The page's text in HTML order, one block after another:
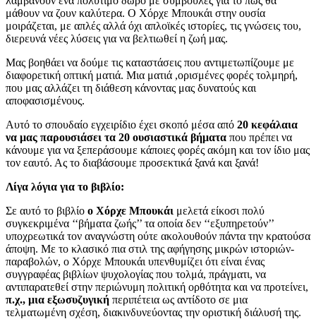
μάθουν να ζουν καλύτερα. Ο Χόρχε Μπουκάι στην ουσία
μοιράζεται, με απλές αλλά όχι απλοϊκές ιστορίες, τις γνώσεις του,
διερευνά νέες λύσεις για να βελτιωθεί η ζωή μας.
Μας βοηθάει να δούμε τις καταστάσεις που αντιμετωπίζουμε με
διαφορετική οπτική ματιά. Μια ματιά ,ορισμένες φορές τολμηρή,
που μας αλλάζει τη διάθεση κάνοντας μας δυνατούς και
αποφασισμένους.
Αυτό το σπουδαίο εγχειρίδιο έχει σκοπό μέσα από 20 κεφάλαια
να μας παρουσιάσει τα 20 ουσιαστικά βήματα που πρέπει να
κάνουμε για να ξεπεράσουμε κάποιες φορές ακόμη και τον ίδιο μας
τον εαυτό. Ας το διαβάσουμε προσεκτικά ξανά και ξανά!
Λίγα λόγια για το βιβλίο:
Σε αυτό το βιβλίο ο Χόρχε Μπουκάι μελετά είκοσι πολύ
συγκεκριμένα ‘‘βήματα ζωής’’ τα οποία δεν ‘‘εξυπηρετούν’’
υποχρεωτικά τον αναγνώστη ούτε ακολουθούν πάντα την κρατούσα
άποψη. Με το κλασικό πια στιλ της αφήγησης μικρών ιστοριών-
παραβολών, ο Χόρχε Μπουκάι υπενθυμίζει ότι είναι ένας
συγγραφέας βιβλίων ψυχολογίας που τολμά, πράγματι, να
αντιπαρατεθεί στην περιώνυμη πολιτική ορθότητα και να προτείνει,
π.χ., μια εξωσυζυγική περιπέτεια ως αντίδοτο σε μια
τελματωμένη σχέση, διακινδυνεύοντας την οριστική διάλυσή της.